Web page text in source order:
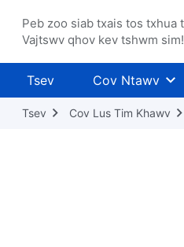
Peb zoo siab txais tos
Vajtswv qhov kev tshwm sim!
Tsev Cov Ntawv
Tsev Cov Lus Tim Khawv